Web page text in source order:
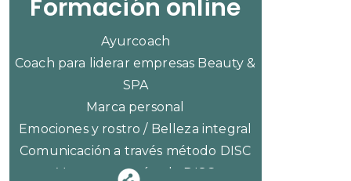
Formación online
Ayurcoach
Coach para liderar empresas Beauty &
SPA
Marca personal
Emociones y rostro / Belleza integral
Comunicación a través método DISC
Ventas con método DISC